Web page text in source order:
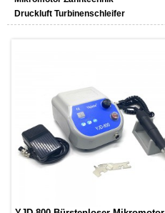
Druckluft Turbinenschleifer